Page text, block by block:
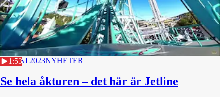
1:53
26 JUNI 2023NYHETER
Se hela åkturen – det här är Jetline